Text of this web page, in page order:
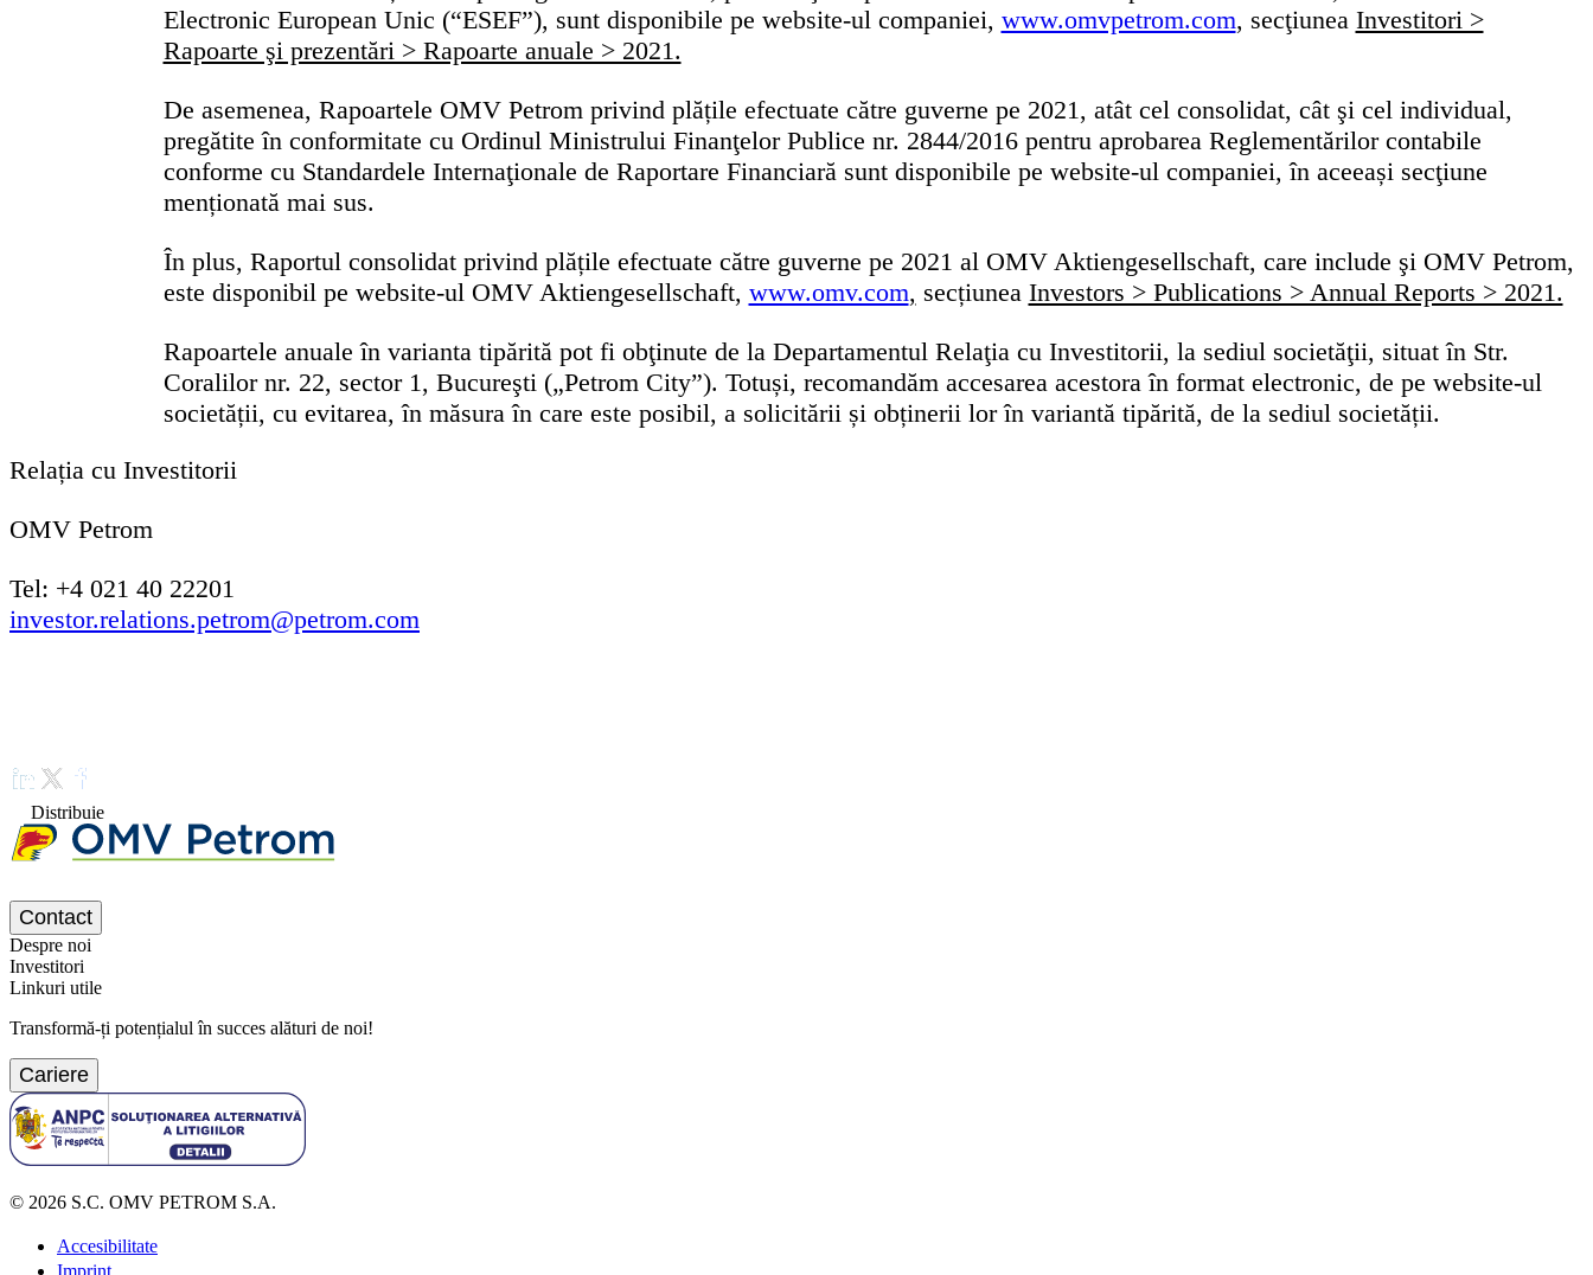
Electronic European Unic (“ESEF”), sunt disponibile pe website-ul companiei, www.omvpetrom.com, secţiunea Investitori >
Rapoarte şi prezentări > Rapoarte anuale > 2021.
De asemenea, Rapoartele OMV Petrom privind plățile efectuate către guverne pe 2021, atât cel consolidat, cât şi cel individual,
pregătite în conformitate cu Ordinul Ministrului Finanţelor Publice nr. 2844/2016 pentru aprobarea Reglementărilor contabile
conforme cu Standardele Internaţionale de Raportare Financiară sunt disponibile pe website-ul companiei, în aceeași secţiune
menționată mai sus.
În plus, Raportul consolidat privind plățile efectuate către guverne pe 2021 al OMV Aktiengesellschaft, care include şi OMV Petrom,
este disponibil pe website-ul OMV Aktiengesellschaft, www.omv.com, secțiunea Investors > Publications > Annual Reports > 2021.
Rapoartele anuale în varianta tipărită pot fi obţinute de la Departamentul Relaţia cu Investitorii, la sediul societăţii, situat în Str.
Coralilor nr. 22, sector 1, Bucureşti („Petrom City”). Totuși, recomandăm accesarea acestora în format electronic, de pe website-ul
societății, cu evitarea, în măsura în care este posibil, a solicitării și obținerii lor în variantă tipărită, de la sediul societății.
Relația cu Investitorii
OMV Petrom
Tel: +4 021 40 22201
investor.relations.petrom@petrom.com
Distribuie
Contact
Despre noi
Investitori
Linkuri utile
Transformă-ți potențialul în succes alături de noi!
Cariere
© 2026 S.C. OMV PETROM S.A.
Accesibilitate